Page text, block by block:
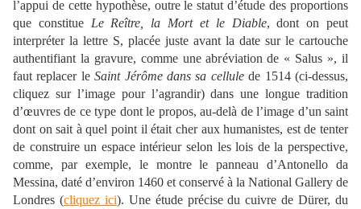
l’appui de cette hypothèse, outre le statut d’étude des proportions
que constitue Le Reître, la Mort et le Diable, dont on peut
interpréter la lettre S, placée juste avant la date sur le cartouche
authentifiant la gravure, comme une abréviation de « Salus », il
faut replacer leSaint Jérôme dans sa cellulede 1514 (ci-dessus,
cliquez sur l’image pour l’agrandir) dans une longue tradition
d’œuvres de ce type dont le propos, au-delà de l’image d’un saint
dont on sait à quel point il était cher aux humanistes, est de tenter
de construire un espace intérieur selon les lois de la perspective,
comme, par exemple, le montre le panneau d’Antonello da
Messina, daté d’environ 1460 et conservé à la National Gallery de
Londres (cliquez ici). Une étude précise du cuivre de Dürer, du